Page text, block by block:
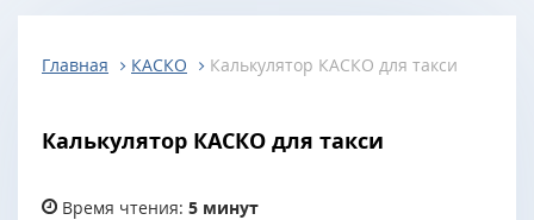
Главная КАСКО Калькулятор КАСКО для такси
Калькулятор КАСКО для такси
Время чтения: 5 минут